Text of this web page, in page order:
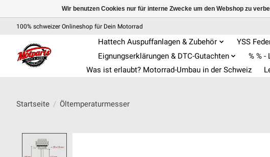
100% schweizer Onlineshop für Dein Motorrad
Hattech Auspuffanlagen & Zubehör YSS
Eignungserklärungen & DTC-Gutachten
% % -
Was ist erlaubt? Motorrad-Umbau in der Schweiz
Startseite / Öltemperaturmesser
Wir benutzen Cookies nur für interne Zwecke um den Webshop zu